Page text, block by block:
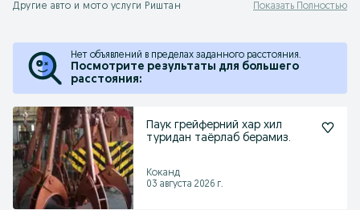
Другие авто и мото услуги Риштан Показать Полностью
Нет объявлений в пределах заданного расстояния.
Посмотрите результаты для большего
расстояния:
Паук грейферний хар хил
туридан таёрлаб берамиз.
Коканд
03 августа 2026 г.